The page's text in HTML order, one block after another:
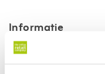
Informatie
De composteerbare en